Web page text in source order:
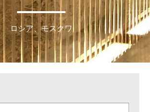
ロシア、モスクワ